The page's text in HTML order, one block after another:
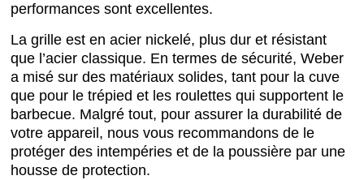
performances sont excellentes.
La grille est en acier nickelé, plus dur et résistant
que l’acier classique. En termes de sécurité, Weber
a misé sur des matériaux solides, tant pour la cuve
que pour le trépied et les roulettes qui supportent le
barbecue. Malgré tout, pour assurer la durabilité de
votre appareil, nous vous recommandons de le
protéger des intempéries et de la poussière par une
housse de protection.